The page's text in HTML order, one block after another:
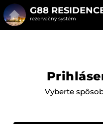
G88
rezervačný systém
Vyberte